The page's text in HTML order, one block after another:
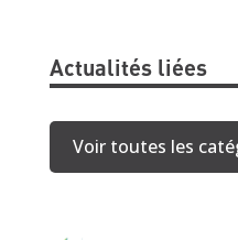
Actualités liées
Voir toutes les